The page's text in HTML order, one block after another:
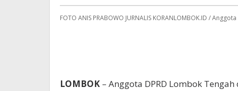
FOTO ANIS PRABOWO JURNALIS KORANLOMBOK.ID /
LOMBOK – Anggota DPRD Lombok